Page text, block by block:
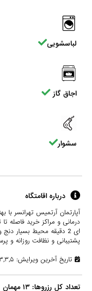
لباسشویی
اجاق گاز
سشوار
درباره اقامتگاه
آپارتمان آرتمیس تهرانسر با
درمانی و مراکز خرید فاصله
ای 2 دقیقه محیط بسیار
پشتیبانی و نظافت روزانه و
تاریخ آخرین ویرایش: ۱۴۰۳,۳,۵
تعداد کل رزروها: ۱۳ مهمان